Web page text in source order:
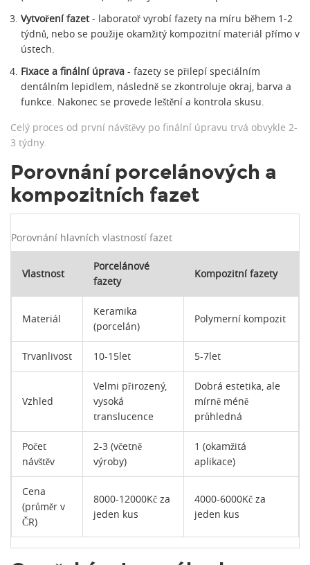
Vytvoření fazet- laboratoř vyrobí fazety na míru během 1-2
týdnů, nebo se použije okamžitý kompozitní materiál přímo v
ústech.
Fixace a finální úprava - fazety se přilepí speciálním
dentálním lepidlem, následně se zkontroluje okraj, barva a
funkce. Nakonec se provede leštění a kontrola skusu.
Celý proces od první návštěvy po finální úpravu trvá obvykle 2-
3 týdny.
Porovnání porcelánových a
kompozitních fazet
Porovnání hlavních vlastností fazet
Vlastnost
Porcelánové
fazety
Kompozitní fazety
Materiál
Keramika
(porcelán)
Polymerní kompozit
Trvanlivost 10-15let 5-7let
Vzhled
Velmi přirozený,
vysoká
translucence
Dobrá estetika, ale
mírně méně
průhledná
Počet
návštěv
2-3 (včetně
výroby)
1 (okamžitá
aplikace)
Cena
(průměr v
ČR)
8000-12000Kč za
jeden kus
4000-6000Kč za
jeden kus